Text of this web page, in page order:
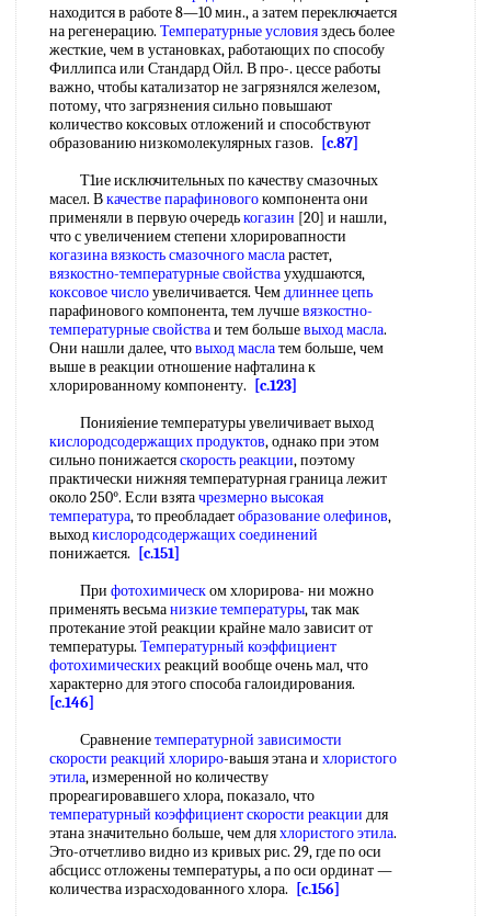
находится в работе 8—10 мин., а затем переключается
на регенерацию. Температурные условияздесь более
жесткие, чем в установках, работающих по способу
Филлипса или Стандард Ойл. В про-. цессе работы
важно, чтобы катализатор не загрязнялся железом,
потому, что загрязнения сильно повышают
количество коксовых отложений и способствуют
образованию низкомолекулярных газов.
[c.87]
Т1ие исключительных по качеству смазочных
масел. Вкачестве парафиновогокомпонента они
применяли в первую очередькогазин [20] и нашли,
что с увеличением степени хлорировапности
когазинавязкость смазочного масларастет,
вязкостно-температурные свойстваухудшаются,
коксовое числоувеличивается. Чемдлиннее цепь
парафинового компонента, тем лучшевязкостно-
температурные свойстваи тем большевыход масла.
Они нашли далее, чтовыход маслатем больше, чем
выше в реакции отношение нафталина к
хлорированному компоненту.
[c.123]
Пoнияieниe температуры увеличивает выход
кислородсодержащих продуктов, однако при этом
сильно понижаетсяскорость реакции, поэтому
практически нижняя температурная граница лежит
около 250°. Если взятачрезмерновысокая
температура, то преобладаетобразование олефинов,
выходкислородсодержащих соединений
понижается.
[c.151]
При фотохимическом хлорирова- ни можно
применять весьманизкие температуры, так мак
протекание этой реакции крайне мало зависит от
температуры. Температурный коэффициент
фотохимическихреакций вообще очень мал, что
характерно для этого способа галоидирования.
[c.146]
Сравнениетемпературной зависимости
скорости реакций хлориро-ваьшя этана и хлористого
этила, измеренной но количеству
прореагировавшего хлора, показало, что
температурный коэффициент скорости реакции для
этана значительно больше, чем дляхлористого этила.
Это-отчетливо видно из кривых рис. 29, где по оси
абсцисс отложены температуры, а по оси ординат —
количества израсходованного хлора.
[c.156]